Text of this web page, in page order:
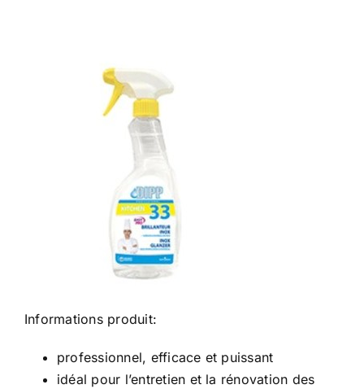
Informations produit:
professionnel, efficace et puissant
idéal pour l’entretien et la rénovation des